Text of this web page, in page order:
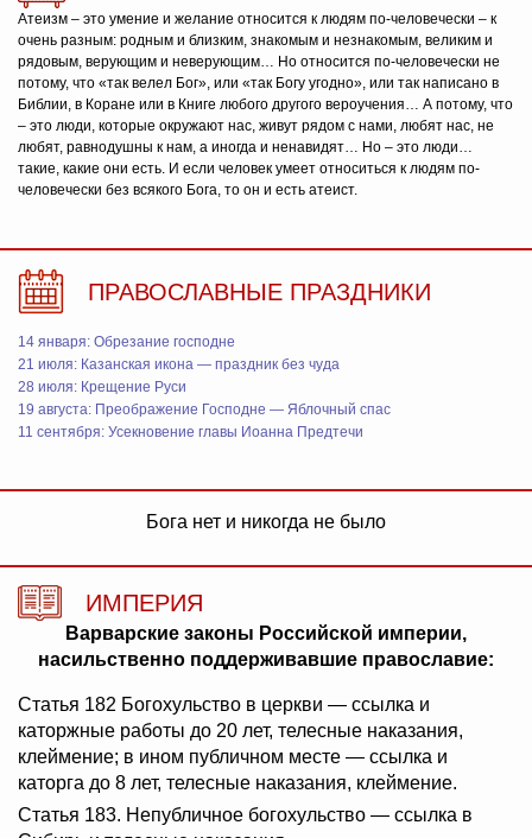
Атеизм – это умение и желание относится к людям по-человечески – к
очень разным: родным и близким, знакомым и незнакомым, великим и
рядовым, верующим и неверующим… Но относится по-человечески не
потому, что «так велел Бог», или «так Богу угодно», или так написано в
Библии, в Коране или в Книге любого другого вероучения… А потому, что
– это люди, которые окружают нас, живут рядом с нами, любят нас, не
любят, равнодушны к нам, а иногда и ненавидят… Но – это люди…
такие, какие они есть. И если человек умеет относиться к людям по-
человечески без всякого Бога, то он и есть атеист.
ПРАВОСЛАВНЫЕ ПРАЗДНИКИ
14 января: Обрезание господне
21 июля: Казанская икона — праздник без чуда
28 июля: Крещение Руси
19 августа: Преображение Господне — Яблочный спас
11 сентября: Усекновение главы Иоанна Предтечи
Бога нет и никогда не было
ИМПЕРИЯ
Варварские законы Российской империи,
насильственно поддерживавшие православие:
Статья 182 Богохульство в церкви — ссылка и
каторжные работы до 20 лет, телесные наказания,
клеймение; в ином публичном месте — ссылка и
каторга до 8 лет, телесные наказания, клеймение.
Статья 183. Непубличное богохульство — ссылка в